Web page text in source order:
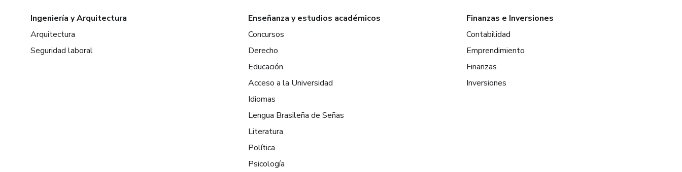
Ingeniería y Arquitectura
Arquitectura
Seguridad laboral
Enseñanza y estudios académicos
Concursos
Derecho
Educación
Acceso a la Universidad
Idiomas
Lengua Brasileña de Señas
Literatura
Política
Psicología
Finanzas e Inversiones
Contabilidad
Emprendimiento
Finanzas
Inversiones